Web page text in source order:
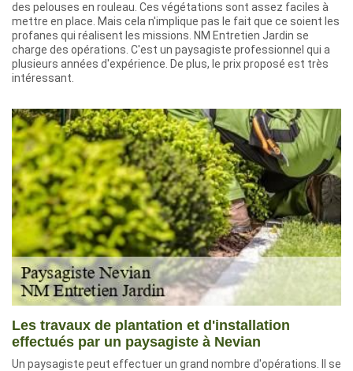
des pelouses en rouleau. Ces végétations sont assez faciles à
mettre en place. Mais cela n'implique pas le fait que ce soient les
profanes qui réalisent les missions. NM Entretien Jardin se
charge des opérations. C'est un paysagiste professionnel qui a
plusieurs années d'expérience. De plus, le prix proposé est très
intéressant.
Les travaux de plantation et d'installation
effectués par un paysagiste à Nevian
Un paysagiste peut effectuer un grand nombre d'opérations. Il se